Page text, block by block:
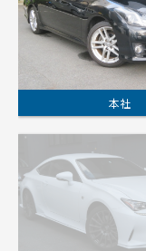
本社